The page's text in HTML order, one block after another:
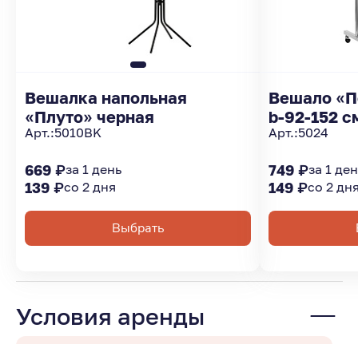
Вешалка напольная
«Плуто» черная
Арт.:5010BK
669 ₽за 1 день
139 ₽со 2 дня
Выбрать
Вешало
b-92-152
Арт.:5024
749 ₽за 1
149 ₽со 2
Условия аренды